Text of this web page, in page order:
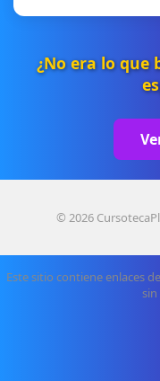
¿No era lo que
© 2026
Este sitio contiene enlaces